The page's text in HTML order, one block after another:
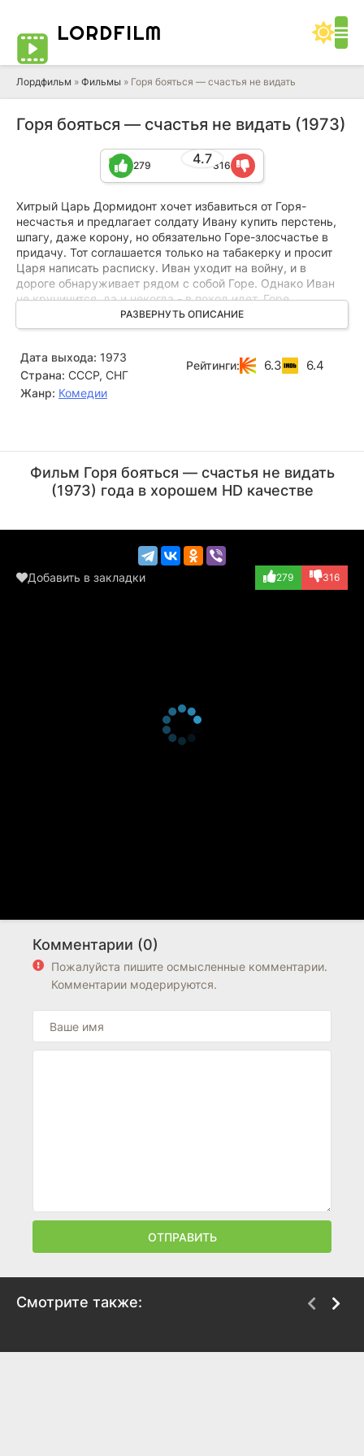
LORDFILM
Лордфильм » Фильмы » Горя бояться — счастья не видать
Горя бояться — счастья не видать (1973)
4.7
279 316
Хитрый Царь Дормидонт хочет избавиться от Горя-
несчастья и предлагает солдату Ивану купить перстень,
шпагу, даже корону, но обязательно Горе-злосчастье в
придачу. Тот соглашается только на табакерку и просит
Царя написать расписку. Иван уходит на войну, и в
дороге обнаруживает рядом с собой Горе. Однако Иван
не кручинится, да и некогда - в поход идет. Горе
понимает, что тут ему поживиться нечем, и учит Ивана,
как от него, Горя, избавиться. Но тот не хочет действовать
РАЗВЕРНУТЬ ОПИСАНИЕ
Дата выхода: 1973
Страна: СССР, СНГ
Жанр: Комедии
Рейтинги: 6.3 6.4
(Горе-Злосчастье...)
Фильм Горя бояться — счастья не видать
(1973) года в хорошем HD качестве
Добавить в закладки 279 316
Комментарии (0)
Пожалуйста пишите осмысленные комментарии.
Комментарии модерируются.
ОТПРАВИТЬ
Смотрите также: